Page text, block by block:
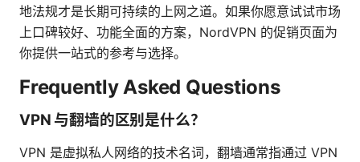
地法规才是长期可持续的上网之道。如果你愿意试试市场
上口碑较好、功能全面的方案，NordVPN 的促销页面为
你提供一站式的参考与选择。
Frequently Asked Questions
VPN 与翻墙的区别是什么？
VPN 是虚拟私人网络的技术名词，翻墙通常指通过 VPN